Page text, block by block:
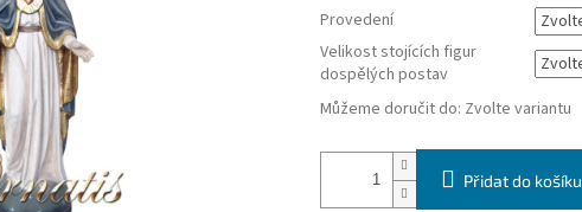
Provedení
Velikost stojících figur
dospělých postav
Můžeme doručit do: Zvolte variantu
Přidat do košíku